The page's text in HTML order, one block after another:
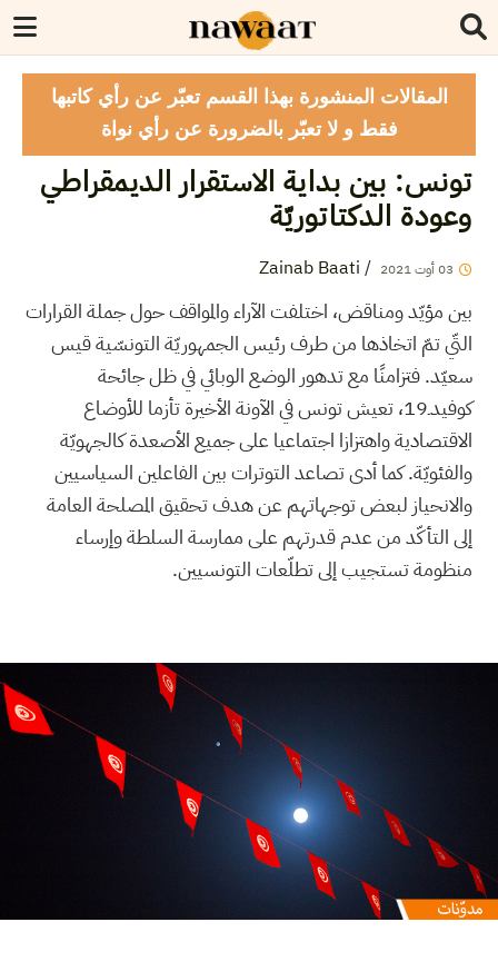
المقالات المنشورة بهذا القسم تعبّر عن رأي كاتبها
فقط و لا تعبّر بالضرورة عن رأي نواة
تونس: بين بداية الاستقرار الديمقراطي
وعودة الدكتاتوريّة
03أوت2021
/
Zainab Baati
بين مؤيّد ومناقض، اختلفت الآراء والمواقف حول جملة القرارات
التّي تمّ اتخاذها من طرف رئيس الجمهوريّة التونسّية قيس
سعيّد. فتزامنًا مع تدهور الوضع الوبائي في ظل جائحة
كوفيدـ19، تعيش تونس في الآونة الأخيرة تأزما للأوضاع
الاقتصادية واهتزازا اجتماعيا على جميع الأصعدة كالجهويّة
والفئويّة. كما أدى تصاعد التوترات بين الفاعلين السياسيين
والانحياز لبعض توجهاتهم عن هدف تحقيق المصلحة العامة
إلى التأكّد من عدم قدرتهم على ممارسة السلطة وإرساء
منظومة تستجيب إلى تطلّعات التونسيين.